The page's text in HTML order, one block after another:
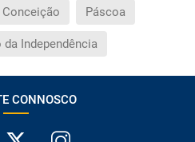
Páscoa
da Independência
CONNOSCO